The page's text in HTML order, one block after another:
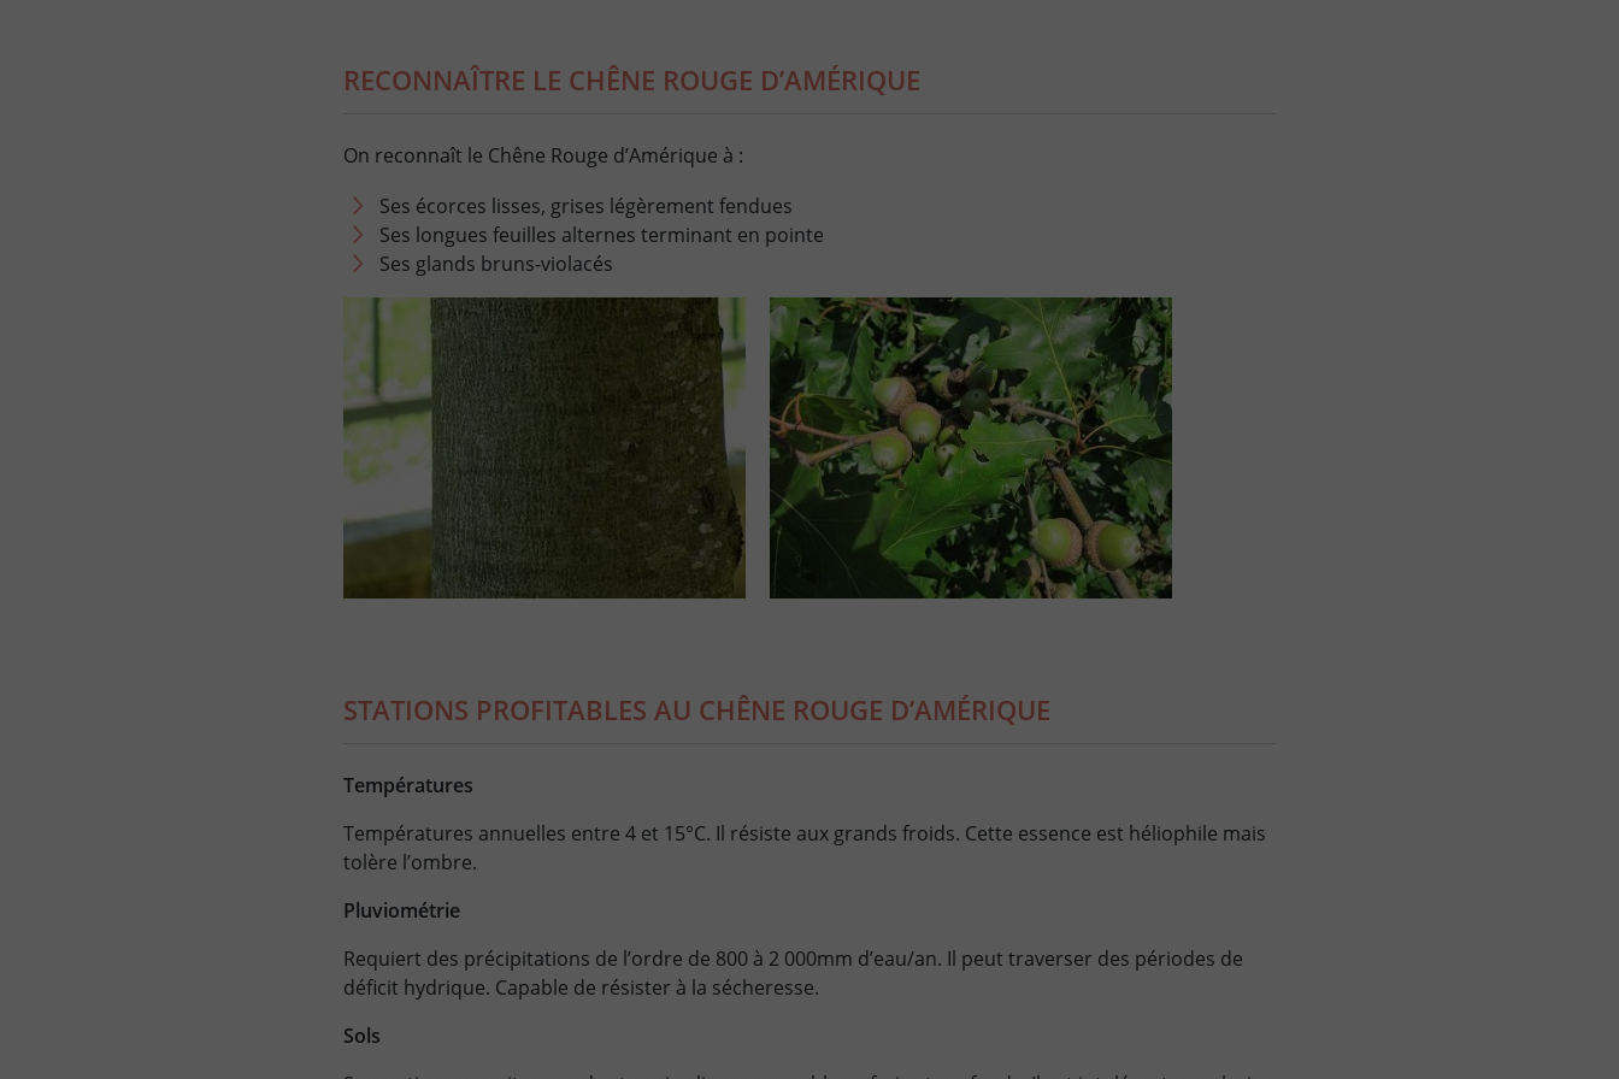
RECONNAÎTRE LE CHÊNE ROUGE D’AMÉRIQUE
On reconnaît le Chêne Rouge d’Amérique à :
Ses écorces lisses, grises légèrement fendues
Ses longues feuilles alternes terminant en pointe
Ses glands bruns-violacés
STATIONS PROFITABLES AU CHÊNE ROUGE D’AMÉRIQUE
Températures
Températures annuelles entre 4 et 15°C. Il résiste aux grands froids. Cette essence est héliophile mais
tolère l’ombre.
Pluviométrie
Requiert des précipitations de l’ordre de 800 à 2 000mm d’eau/an. Il peut traverser des périodes de
déficit hydrique. Capable de résister à la sécheresse.
Sols